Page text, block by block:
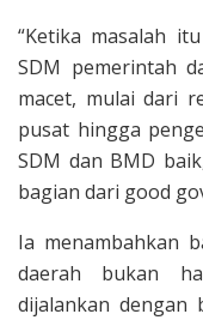
“Ketika masalah
SDM pemerintah
macet, mulai dari
pusat hingga
SDM dan BMD
bagian dari good
Ia menambahkan
daerah bukan
dijalankan dengan